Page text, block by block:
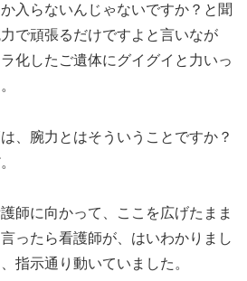
入らないんじゃないですか？と聞
で頑張るだけですよと言いなが
化したご遺体にグイグイと力いっ
、腕力とはそういうことですか？
師に向かって、ここを広げたまま
ったら看護師が、はいわかりまし
指示通り動いていました。